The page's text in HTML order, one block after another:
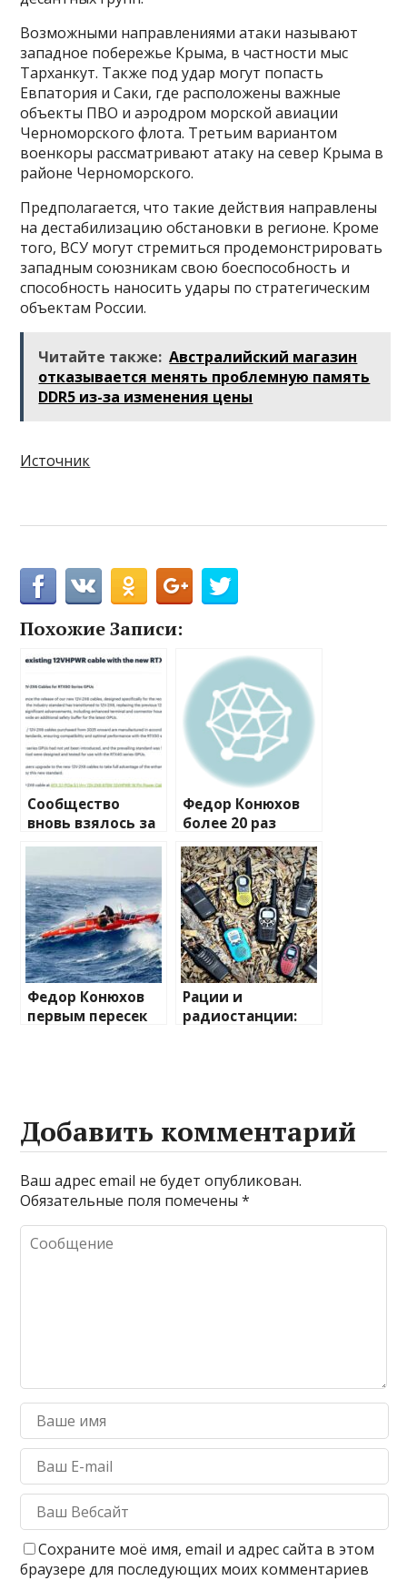
Возможными направлениями атаки называют
западное побережье Крыма, в частности мыс
Тарханкут. Также под удар могут попасть
Евпатория и Саки, где расположены важные
объекты ПВО и аэродром морской авиации
Черноморского флота. Третьим вариантом
военкоры рассматривают атаку на север Крыма в
районе Черноморского.
Предполагается, что такие действия направлены
на дестабилизацию обстановки в регионе. Кроме
того, ВСУ могут стремиться продемонстрировать
западным союзникам свою боеспособность и
способность наносить удары по стратегическим
объектам России.
Читайте также: Австралийский магазин
отказывается менять проблемную память
DDR5 из-за изменения цены
Источник
Похожие Записи:
Сообщество
вновь взялось за
изучение случаев
разъема 12V-2×6
Федор Конюхов
более 20 раз
перевернулся в
шторм посреди
Атлантики
Федор Конюхов
первым пересек
Рации и
радиостанции:
Добавить комментарий
Ваш адрес email не будет опубликован.
Обязательные поля помечены*
Сохраните моё имя, email и адрес сайта в этом
браузере для последующих моих комментариев